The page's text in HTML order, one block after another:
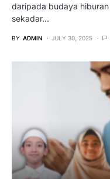
daripada budaya
sekadar…
BY ADMIN JULY 30, 2025